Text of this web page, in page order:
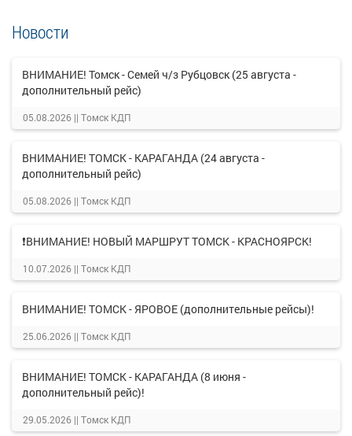
Новости
ВНИМАНИЕ! Томск - Семей ч/з Рубцовск (25 августа -
дополнительный рейс)
05.08.2026 || Томск КДП
ВНИМАНИЕ! ТОМСК - КАРАГАНДА (24 августа -
дополнительный рейс)
05.08.2026 || Томск КДП
❗ВНИМАНИЕ! НОВЫЙ МАРШРУТ ТОМСК - КРАСНОЯРСК!
10.07.2026 || Томск КДП
ВНИМАНИЕ! ТОМСК - ЯРОВОЕ (дополнительные рейсы)!
25.06.2026 || Томск КДП
ВНИМАНИЕ! ТОМСК - КАРАГАНДА (8 июня -
дополнительный рейс)!
29.05.2026 || Томск КДП